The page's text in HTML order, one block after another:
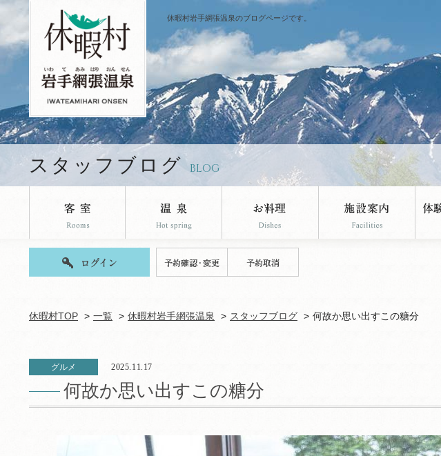
休暇村岩手網張温泉のブログページです。
スタッフブログ BLOG
休暇村TOP 一覧 休暇村岩手網張温泉 スタッフブログ 何故か思い出すこの糖分
グルメ 2025.11.17
何故か思い出すこの糖分